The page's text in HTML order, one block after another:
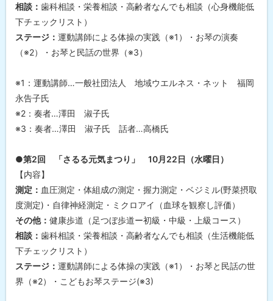
相談： 歯科相談・栄養相談・高齢者なんでも相談（心身機能低
下チェックリスト）
ステージ： 運動講師による体操の実践（※1）・お琴の演奏
（※2）・お琴と民話の世界（※3）
※1：運動講師…一般社団法人 地域ウエルネス・ネット 福岡
永告子氏
※2：奏者…澤田 淑子氏
※3：奏者…澤田 淑子氏 話者…高橋氏
●第2回 「さるる元気まつり」 10月22日（水曜日）
【内容】
測定： 血圧測定・体組成の測定・握力測定・ベジミル(野菜摂取
度測定)・自律神経測定・ミクロアイ（血球を観察し評価）
その他： 健康歩道（足つぼ歩道ー初級・中級・上級コース）
相談： 歯科相談・栄養相談・高齢者なんでも相談（生活機能低
下チェックリスト）
ステージ： 運動講師による体操の実践（※1）・お琴と民話の世
界（※2）・こどもお琴ステージ(※3)